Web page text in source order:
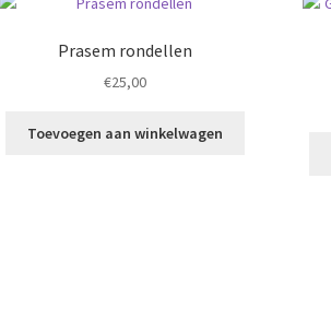
Prasem rondellen
€25,00
Toevoegen aan winkelwagen